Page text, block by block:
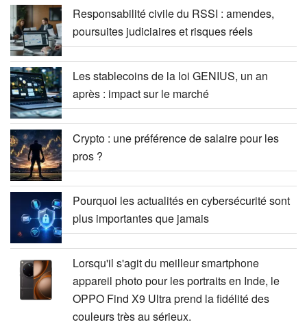
Responsabilité civile du RSSI : amendes,
poursuites judiciaires et risques réels
Les stablecoins de la loi GENIUS, un an
après : impact sur le marché
Crypto : une préférence de salaire pour les
pros ?
Pourquoi les actualités en cybersécurité sont
plus importantes que jamais
Lorsqu'il s'agit du meilleur smartphone
appareil photo pour les portraits en Inde, le
OPPO Find X9 Ultra prend la fidélité des
couleurs très au sérieux.